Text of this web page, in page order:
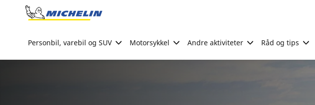
Go to page content
Personbil, varebil og SUV Motorsykkel Andre aktiviteter Råd og tips